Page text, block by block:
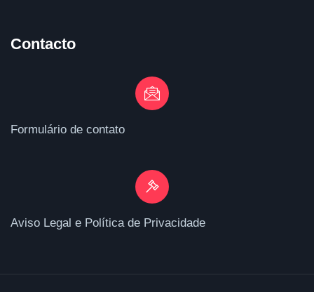
Contacto
Formulário de contato
Aviso Legal e Política de Privacidade